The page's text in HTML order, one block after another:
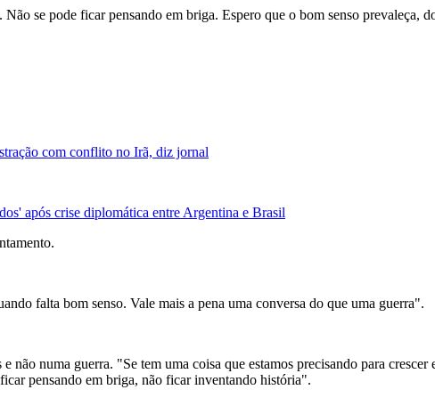
se pode ficar pensando em briga. Espero que o bom senso prevaleça,
com conflito no Irã, diz jornal
após crise diplomática entre Argentina e Brasil
falta bom senso. Vale mais a pena uma conversa do que uma guerra".
não numa guerra. "Se tem uma coisa que estamos precisando para
pensando em briga, não ficar inventando história".